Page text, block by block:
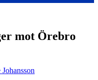
mot Örebro
Johansson